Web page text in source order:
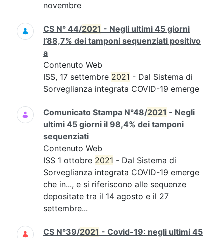
novembre
CS N° 44/2021 - Negli ultimi 45 giorni
l’88,7% dei tamponi sequenziati positivo
a
Contenuto Web
ISS, 17 settembre 2021 - Dal Sistema di
Sorveglianza integrata COVID-19 emerge
Comunicato Stampa N°48/2021 - Negli
ultimi 45 giorni il 98,4% dei tamponi
sequenziati
Contenuto Web
ISS 1 ottobre 2021 - Dal Sistema di
Sorveglianza integrata COVID-19 emerge
che in..., e si riferiscono alle sequenze
depositate tra il 14 agosto e il 27
settembre...
CS N°39/2021 - Covid-19: negli ultimi 45